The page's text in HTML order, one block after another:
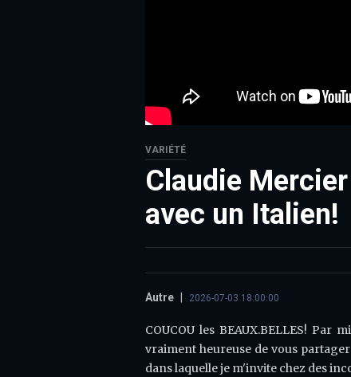
VARIÉTÉ
Claudie
avec un Italien!
Autre 2026-07-03 18:00:00
COUCOU les BEAUX.BELLES! Par
vraiment heureuse de vous
dans laquelle je m'invite chez des